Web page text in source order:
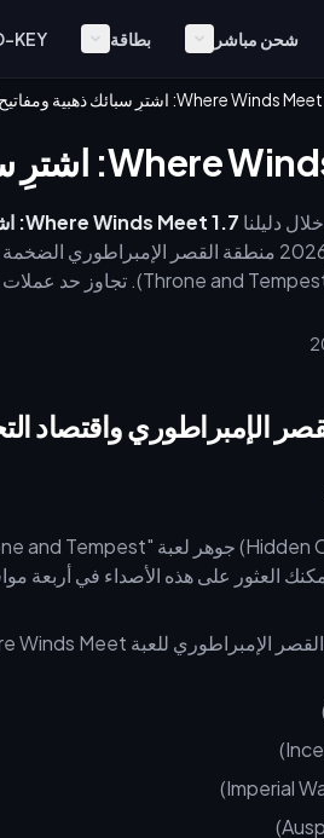
شحن مباشر بطاقة KEY
دليلنا Where Winds Meet 1.7: اشترِ سبائك ذهبية لمفاتيح القصر
الإمبراطوري واقتصاد